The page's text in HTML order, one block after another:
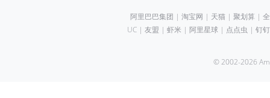
阿里巴巴集团 | 淘宝网 | 天猫| 聚划算 |
UC| 友盟 | 虾米 | 阿里星球| 点点虫 | 钉钉
© 2002-2026